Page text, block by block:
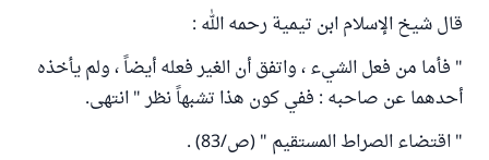
قال شيخ الإسلام ابن تيمية رحمه الله :
" فأما من فعل الشيء ، واتفق أن الغير فعله أيضاً ، ولم يأخذه
أحدهما عن صاحبه : ففي كون هذا تشبهاً نظر " انتهى.
" اقتضاء الصراط المستقيم " (ص/83) .